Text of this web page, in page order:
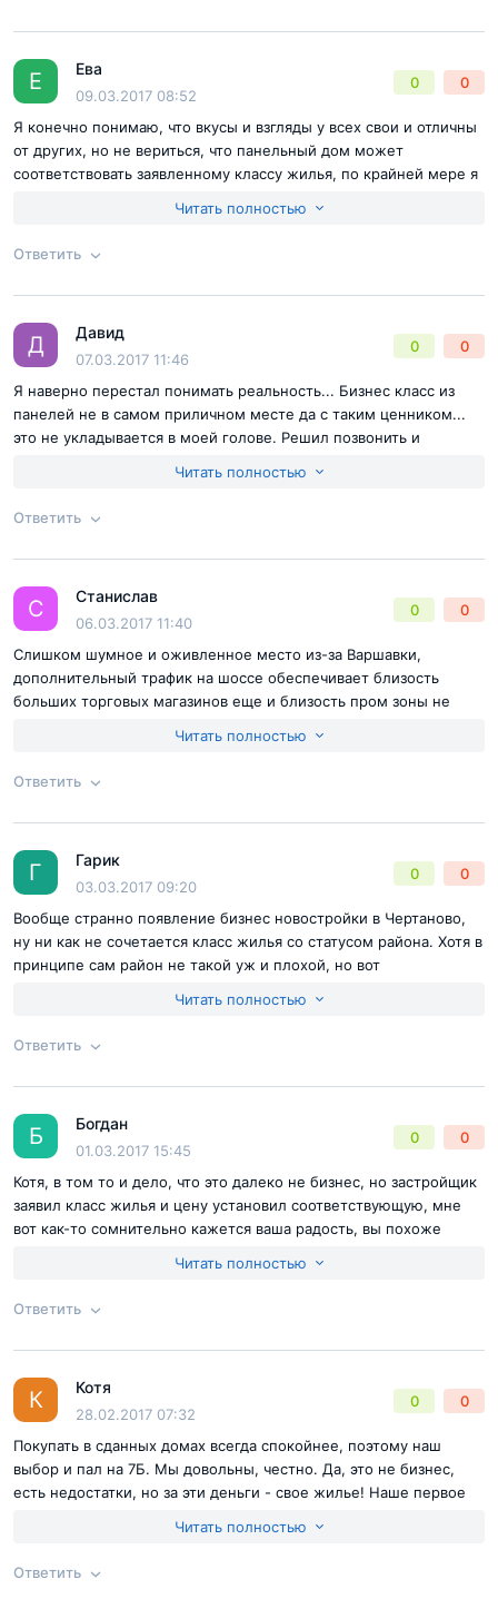
Согласен справилами публикациина сайте
Отправить комментарий
Ответ на отзыв
Согласен справилами публикациина сайте
Отправить комментарий
Е Ева
09.03.2017 08:52
0 0
Я конечно понимаю, что вкусы и взгляды у всех свои и отличны
от других, но не вериться, что панельный дом может
соответствовать заявленному классу жилья, по крайней мере я
класс жилья присвоен не честно а только лишь для того чтобы
Читать полностью
Ответить
Ответ на отзыв
Согласен справилами публикациина сайте
Отправить комментарий
Д Давид
07.03.2017 11:46
0 0
Я наверно перестал понимать реальность... Бизнес класс из
панелей не в самом приличном месте да с таким ценником...
это не укладывается в моей голове. Решил позвонить и
супер современным технологиям и они отличаются от тех из
Читать полностью
Ответить
Ответ на отзыв
Согласен справилами публикациина сайте
Отправить комментарий
С Станислав
06.03.2017 11:40
0 0
Слишком шумное и оживленное место из-за Варшавки,
дополнительный трафик на шоссе обеспечивает близость
больших торговых магазинов еще и близость пром зоны не
Панели всегда использовали для эконом вариантов, а тут
Читать полностью
Ответить
Ответ на отзыв
Согласен справилами публикациина сайте
Отправить комментарий
Г Гарик
03.03.2017 09:20
0 0
Вообще странно появление бизнес новостройки в Чертаново,
ну ни как не сочетается класс жилья со статусом района. Хотя в
принципе сам район не такой уж и плохой, но вот
менталитетом, как раз и портят все впечатление
Читать полностью
Ответить
Ответ на отзыв
Согласен справилами публикациина сайте
Отправить комментарий
Б Богдан
01.03.2017 15:45
0 0
Котя, в том то и дело, что это далеко не бизнес, но застройщик
заявил класс жилья и цену установил соответствующую, мне
вот как-то сомнительно кажется ваша радость, вы похоже
имеете какие более привлекательные варианты можно
Читать полностью
Ответить
Ответ на отзыв
К Котя
28.02.2017 07:32
0 0
Покупать в сданных домах всегда спокойнее, поэтому наш
выбор и пал на 7Б. Мы довольны, честно. Да, это не бизнес,
есть недостатки, но за эти деньги - свое жилье! Наше первое
Читать полностью
Ответить